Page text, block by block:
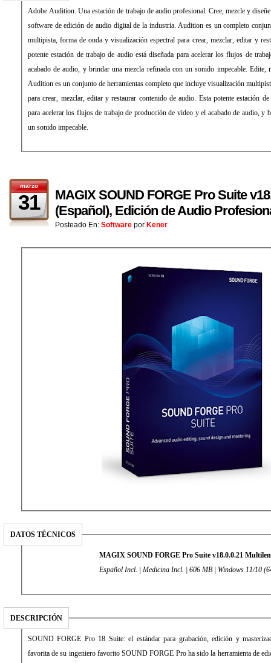
Adobe Audition. Una estación de trabajo de audio profesional. Cree, mezcle y
software de edición de audio digital de la industria. Audition es un completo
multipista, forma de onda y visualización espectral para crear, mezclar, editar y
potente estación de trabajo de audio está diseñada para acelerar los flujos de
acabado de audio, y brindar una mezcla refinada con un sonido impecable. Edite,
Audition es un conjunto de herramientas completo que incluye visualización
para crear, mezclar, editar y restaurar contenido de audio. Esta potente estación
para acelerar los flujos de trabajo de producción de video y el acabado de audio, y
un sonido impecable.
marzo
31
MAGIX SOUND FORGE Pro Suite
(Español), Edición de Audio
Posteado En: Software por Kener
DATOS TÉCNICOS
MAGIX SOUND FORGE Pro Suite v18.0.0.21
Español Incl. | Medicina Incl. | 606 MB | Windows 11/10
DESCRIPCIÓN
SOUND FORGE Pro 18 Suite: el estándar para grabación, edición y
favorita de su ingeniero favorito SOUND FORGE Pro ha sido la herramienta de